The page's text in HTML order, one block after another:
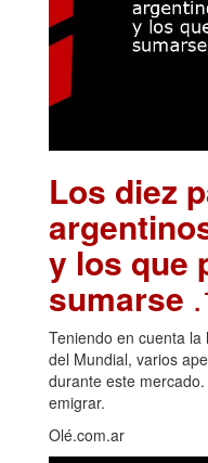
Los diez
y los que
sumarse
Teniendo en cuenta
del Mundial, varios
durante este
emigrar.
Olé.com.ar